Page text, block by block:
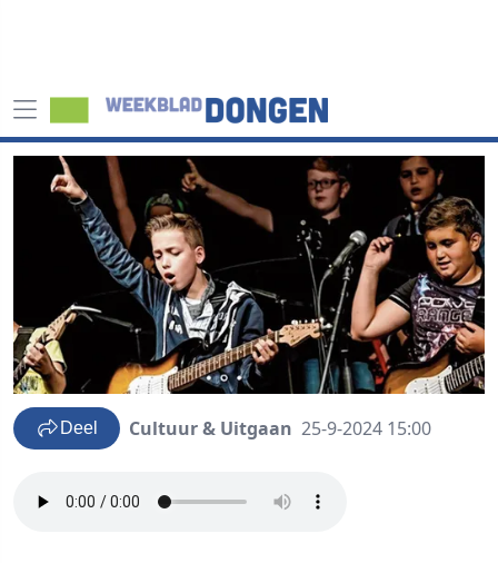
Deel Cultuur & Uitgaan 25-9-2024 15:00